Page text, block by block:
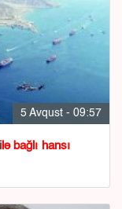
5 Avqust - 09:57
bağlı hansı